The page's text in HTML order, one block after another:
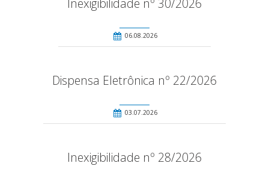
Inexigibilidade nº 30/2026
06.08.2026
Dispensa Eletrônica nº 22/2026
03.07.2026
Inexigibilidade nº 28/2026